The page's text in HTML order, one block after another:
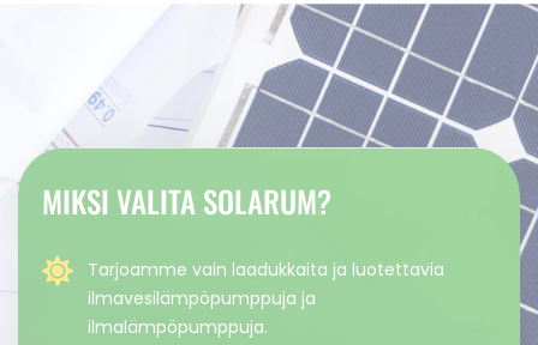
MIKSI VALITA SOLARUM?
Tarjoamme vain laadukkaita ja luotettavia
ilmavesilämpöpumppuja ja
ilmalämpöpumppuja.